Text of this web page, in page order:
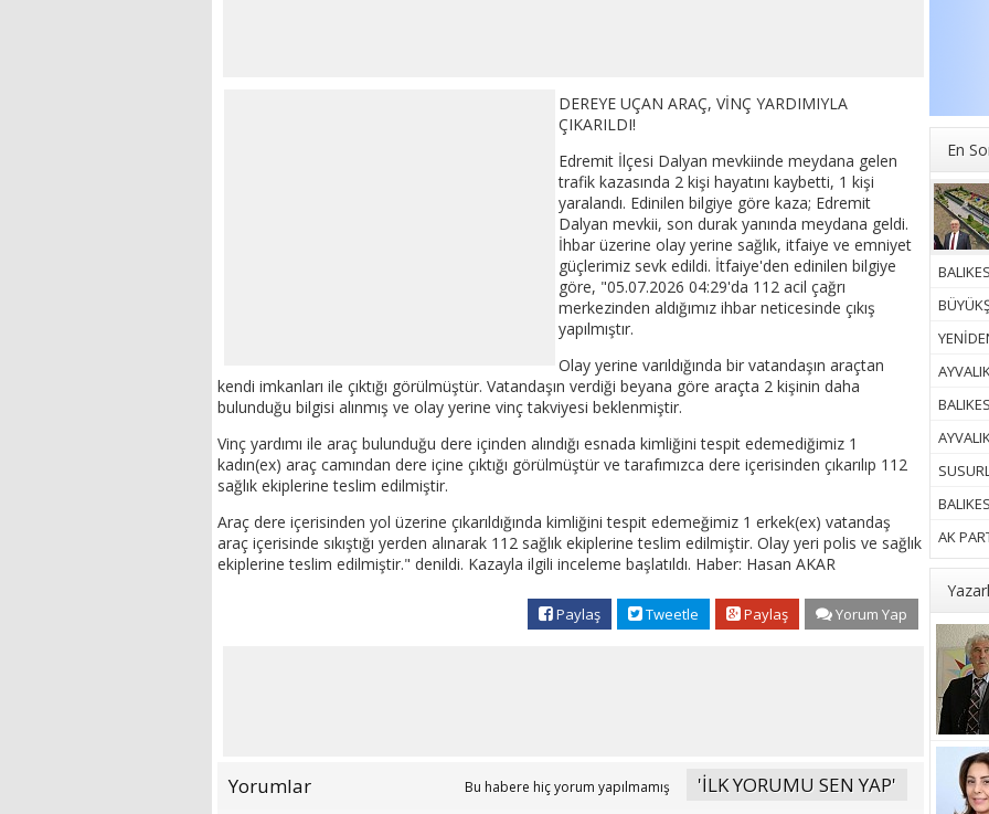
En
AK
DEREYE UÇAN ARAÇ, VİNÇ YARDIMIYLA
ÇIKARILDI!
Edremit İlçesi Dalyan mevkiinde meydana gelen
trafik kazasında 2 kişi hayatını kaybetti, 1 kişi
yaralandı. Edinilen bilgiye göre kaza; Edremit
Dalyan mevkii, son durak yanında meydana geldi.
İhbar üzerine olay yerine sağlık, itfaiye ve emniyet
güçlerimiz sevk edildi. İtfaiye'den edinilen bilgiye
göre, "05.07.2026 04:29'da 112 acil çağrı
merkezinden aldığımız ihbar neticesinde çıkış
yapılmıştır.
Olay yerine varıldığında bir vatandaşın araçtan
kendi imkanları ile çıktığı görülmüştür. Vatandaşın verdiği beyana göre araçta 2 kişinin daha
bulunduğu bilgisi alınmış ve olay yerine vinç takviyesi beklenmiştir.
Vinç yardımı ile araç bulunduğu dere içinden alındığı esnada kimliğini tespit edemediğimiz 1
kadın(ex) araç camından dere içine çıktığı görülmüştür ve tarafımızca dere içerisinden çıkarılıp 112
sağlık ekiplerine teslim edilmiştir.
Araç dere içerisinden yol üzerine çıkarıldığında kimliğini tespit edemeğimiz 1 erkek(ex) vatandaş
araç içerisinde sıkıştığı yerden alınarak 112 sağlık ekiplerine teslim edilmiştir. Olay yeri polis ve sağlık
ekiplerine teslim edilmiştir." denildi. Kazayla ilgili inceleme başlatıldı. Haber: Hasan AKAR
Paylaş Tweetle Paylaş Yorum Yap
Yorumlar Bu habere hiç yorum yapılmamış 'İLK YORUMU SEN YAP'